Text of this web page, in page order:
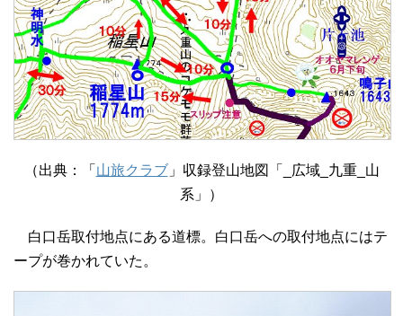
（出典：「 山旅クラブ」収録登山地図「_広域_九重_山
系」）
白口岳取付地点にある道標。白口岳への取付地点にはテ
ープが巻かれていた。